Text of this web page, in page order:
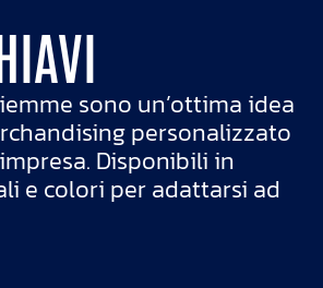
sono un’ottima idea
personalizzato
Disponibili in
e colori per adattarsi ad